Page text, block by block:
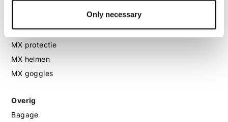
Only necessary
MX laarzen
MX protectie
MX helmen
MX goggles
Overig
Bagage